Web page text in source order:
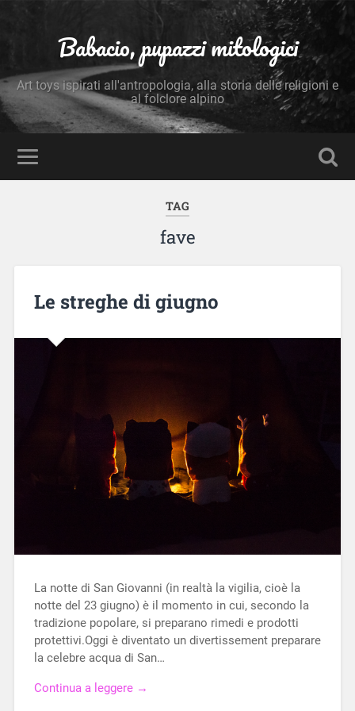
Babacio, pupazzi mitologici
Art toys ispirati all'antropologia, alla storia delle religioni e
al folclore alpino
TAG
fave
Le streghe di giugno
La notte di San Giovanni (in realtà la vigilia, cioè la
notte del 23 giugno) è il momento in cui, secondo la
tradizione popolare, si preparano rimedi e prodotti
protettivi.Oggi è diventato un divertissement preparare
la celebre acqua di San…
Continua a leggere →